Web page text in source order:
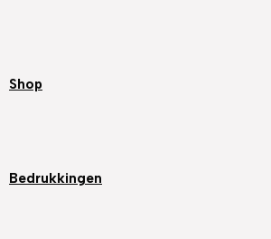
Shop
Bedrukkingen